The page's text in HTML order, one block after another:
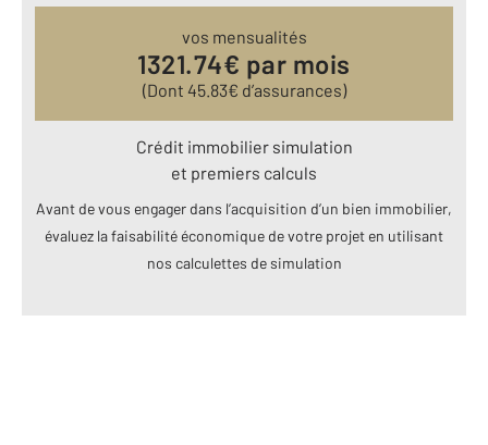
vos mensualités
1321.74€ par mois
(Dont 45.83€ d’assurances)
Crédit immobilier simulation
et premiers calculs
Avant de vous engager dans l’acquisition d’un bien immobilier,
évaluez la faisabilité économique de votre projet en utilisant
nos calculettes de simulation